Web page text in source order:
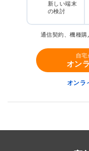
新しい端末
の検討
通信契約、機種購
自宅
オン
オンラ